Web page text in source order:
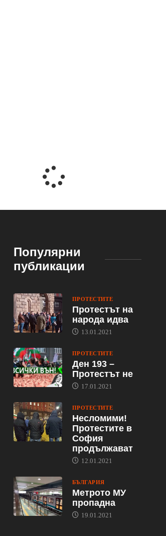
Популярни
публикации
ПРОТЕСТИТЕ
Протестът на
народа идва
13.01.2021
ПРОТЕСТИТЕ
Ден 193 –
Протестът не
17.01.2021
ПРОТЕСТИТЕ
Несломими!
Протестите в
София
продължават
12.01.2021
БЪЛГАРИЯ
Метрото МУ
пропадна
19.01.2021